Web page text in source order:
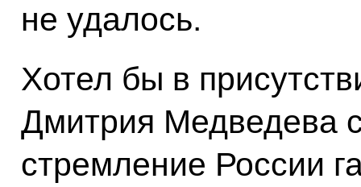
не удалось.
Хотел бы в
Дмитрия Медведева
стремление России